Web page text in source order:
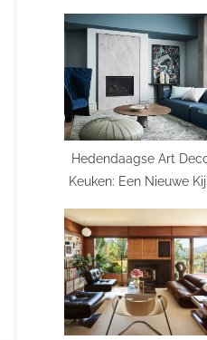
s
o
s
t
:
Hedendaagse Art
Keuken: Een Nieuwe